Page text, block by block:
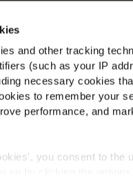
and other tracking
(such as your IP
necessary cookies
to remember your
performance, and
you consent to
Driven by Our Roots
Jobs